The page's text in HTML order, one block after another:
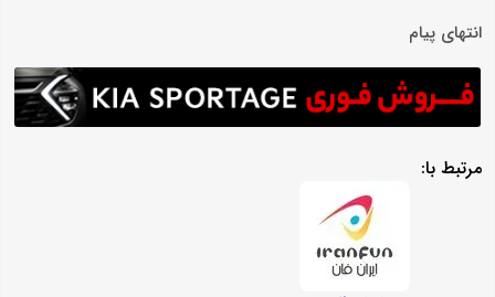
انتهای پیام
مرتبط با: